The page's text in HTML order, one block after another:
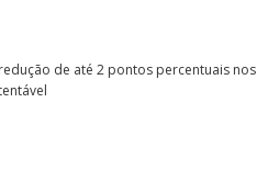
de até 2 pontos percentuais nos